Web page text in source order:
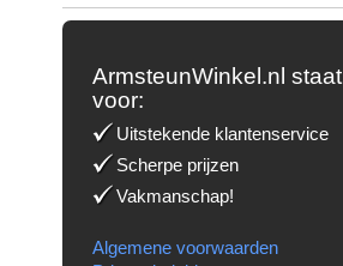
ArmsteunWinkel.nl staat
voor:
Uitstekende klantenservice
Scherpe prijzen
Vakmanschap!
Algemene voorwaarden